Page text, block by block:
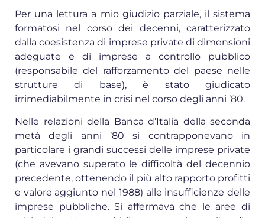
Per una lettura a mio giudizio parziale, il sistema
formatosi nel corso dei decenni, caratterizzato
dalla coesistenza di imprese private di dimensioni
adeguate e di imprese a controllo pubblico
(responsabile del rafforzamento del paese nelle
strutture di base), è stato giudicato
irrimediabilmente in crisi nel corso degli anni ’80.
Nelle relazioni della Banca d’Italia della seconda
metà degli anni ’80 si contrapponevano in
particolare i grandi successi delle imprese private
(che avevano superato le difficoltà del decennio
precedente, ottenendo il più alto rapporto profitti
e valore aggiunto nel 1988) alle insufficienze delle
imprese pubbliche. Si affermava che le aree di